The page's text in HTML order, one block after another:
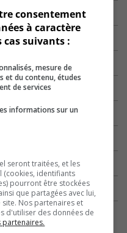
consentement
à caractère
cas suivants :
mesure de
et du contenu, études
de services
informations sur un
seront traitées, et les
(cookies, identifiants
pourront être stockées
que partagées avec lui,
Nos partenaires et
d'utiliser des données de
partenaires.